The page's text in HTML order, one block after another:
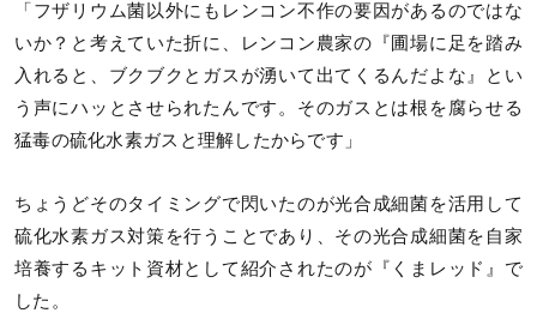
「フザリウム菌以外にもレンコン不作の要因があるのではな
いか？と考えていた折に、レンコン農家の『圃場に足を踏み
入れると、ブクブクとガスが湧いて出てくるんだよな』とい
う声にハッとさせられたんです。そのガスとは根を腐らせる
猛毒の硫化水素ガスと理解したからです」
ちょうどそのタイミングで閃いたのが光合成細菌を活用して
硫化水素ガス対策を行うことであり、その光合成細菌を自家
培養するキット資材として紹介されたのが『くまレッド』で
した。